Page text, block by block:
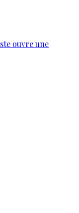
ouvre une